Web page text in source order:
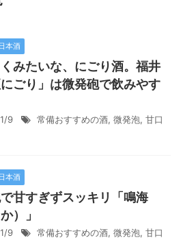
本酒
みたいな、にごり酒。福井
にごり」は微発砲で飲みやす
9 常備おすすめの酒, 微発泡, 甘口
本酒
甘すぎずスッキリ「鳴海
）」
9 常備おすすめの酒, 微発泡, 甘口